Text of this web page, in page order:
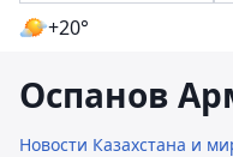
+20°
Оспанов
Новости Казахстана и